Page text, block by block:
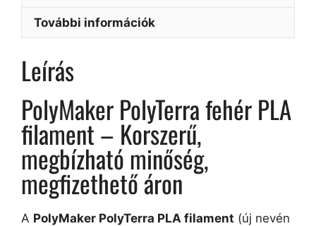
További információk
Leírás
PolyMaker PolyTerra fehér PLA
filament – Korszerű,
megbízható minőség,
megfizethető áron
A PolyMaker PolyTerra PLA filament (új nevén